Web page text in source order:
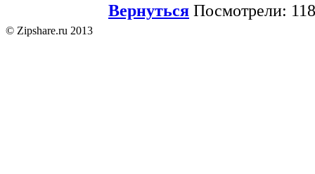
Вернуться Посмотрели:
© Zipshare.ru 2013